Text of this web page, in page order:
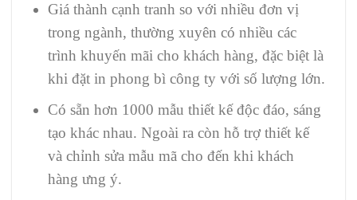
Giá thành cạnh tranh so với nhiều đơn vị
trong ngành, thường xuyên có nhiều các
trình khuyến mãi cho khách hàng, đặc biệt là
khi đặt in phong bì công ty với số lượng lớn.
Có sẵn hơn 1000 mẫu thiết kế độc đáo, sáng
tạo khác nhau. Ngoài ra còn hỗ trợ thiết kế
và chỉnh sửa mẫu mã cho đến khi khách
hàng ưng ý.